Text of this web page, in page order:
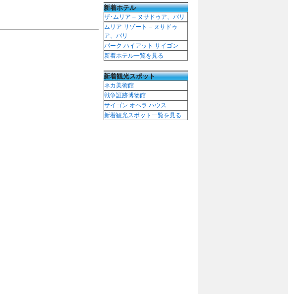
新着ホテル
ザ･ムリア – ヌサドゥア、バリ
ムリア リゾート – ヌサドゥ
ア、バリ
パーク ハイアット サイゴン
新着ホテル一覧を見る
新着観光スポット
ネカ美術館
戦争証跡博物館
サイゴン オペラ ハウス
新着観光スポット一覧を見る